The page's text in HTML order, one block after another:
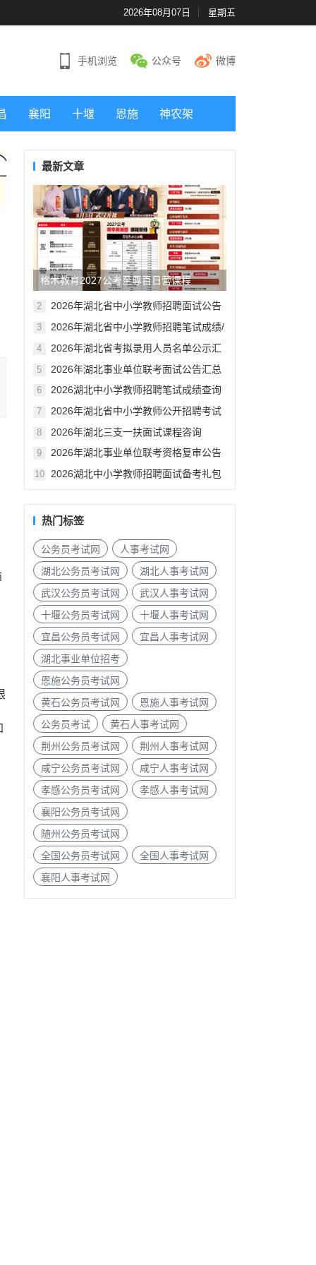
2026年08月07日 星期五
手机浏览 公众号 微博
襄阳 十堰 恩施 神农架
最新文章
格木教育2027公考至尊百日营课程
2
2026年湖北省中小学教师招聘面试公告
3
2026年湖北省中小学教师招聘笔试成绩/
4
2026年湖北省考拟录用人员名单公示汇
5 2026年湖北事业单位联考面试公告汇总
6
2026湖北中小学教师招聘笔试成绩查询
7
2026年湖北省中小学教师公开招聘考试
8 2026年湖北三支一扶面试课程咨询
9
2026年湖北事业单位联考资格复审公告
10 2026湖北中小学教师招聘面试备考礼包
热门标签
公务员考试网
人事考试网
湖北公务员考试网
湖北人事考试网
武汉公务员考试网
武汉人事考试网
十堰公务员考试网
十堰人事考试网
宜昌公务员考试网
宜昌人事考试网
湖北事业单位招考
恩施公务员考试网
黄石公务员考试网
恩施人事考试网
公务员考试
黄石人事考试网
荆州公务员考试网
荆州人事考试网
咸宁公务员考试网
咸宁人事考试网
孝感公务员考试网
孝感人事考试网
襄阳公务员考试网
随州公务员考试网
全国公务员考试网
全国人事考试网
襄阳人事考试网